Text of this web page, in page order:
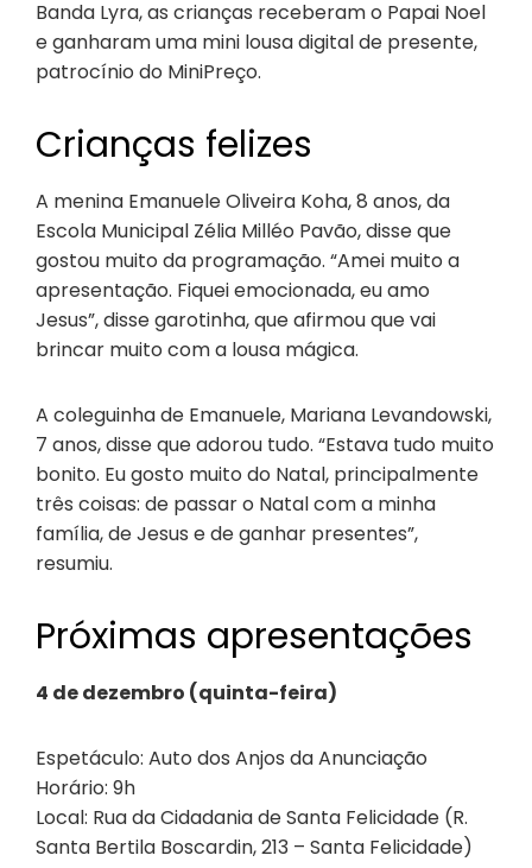
Banda Lyra, as crianças receberam o Papai Noel
e ganharam uma mini lousa digital de presente,
patrocínio do MiniPreço.
Crianças felizes
A menina Emanuele Oliveira Koha, 8 anos, da
Escola Municipal Zélia Milléo Pavão, disse que
gostou muito da programação. “Amei muito a
apresentação. Fiquei emocionada, eu amo
Jesus”, disse garotinha, que afirmou que vai
brincar muito com a lousa mágica.
A coleguinha de Emanuele, Mariana Levandowski,
7 anos, disse que adorou tudo. “Estava tudo muito
bonito. Eu gosto muito do Natal, principalmente
três coisas: de passar o Natal com a minha
família, de Jesus e de ganhar presentes”,
resumiu.
Próximas apresentações
4 de dezembro (quinta-feira)
Espetáculo: Auto dos Anjos da Anunciação
Horário: 9h
Local: Rua da Cidadania de Santa Felicidade (R.
Santa Bertila Boscardin, 213 – Santa Felicidade)